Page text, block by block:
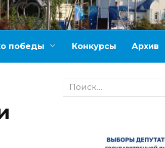
победы Конкурсы Архив
Search
for: